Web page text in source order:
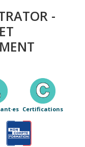
-
Certifications